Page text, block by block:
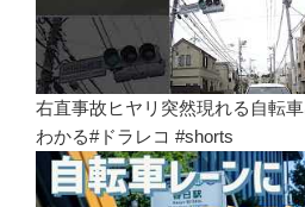
右直事故ヒヤリ突然現れる自転車
わかる#ドラレコ #shorts